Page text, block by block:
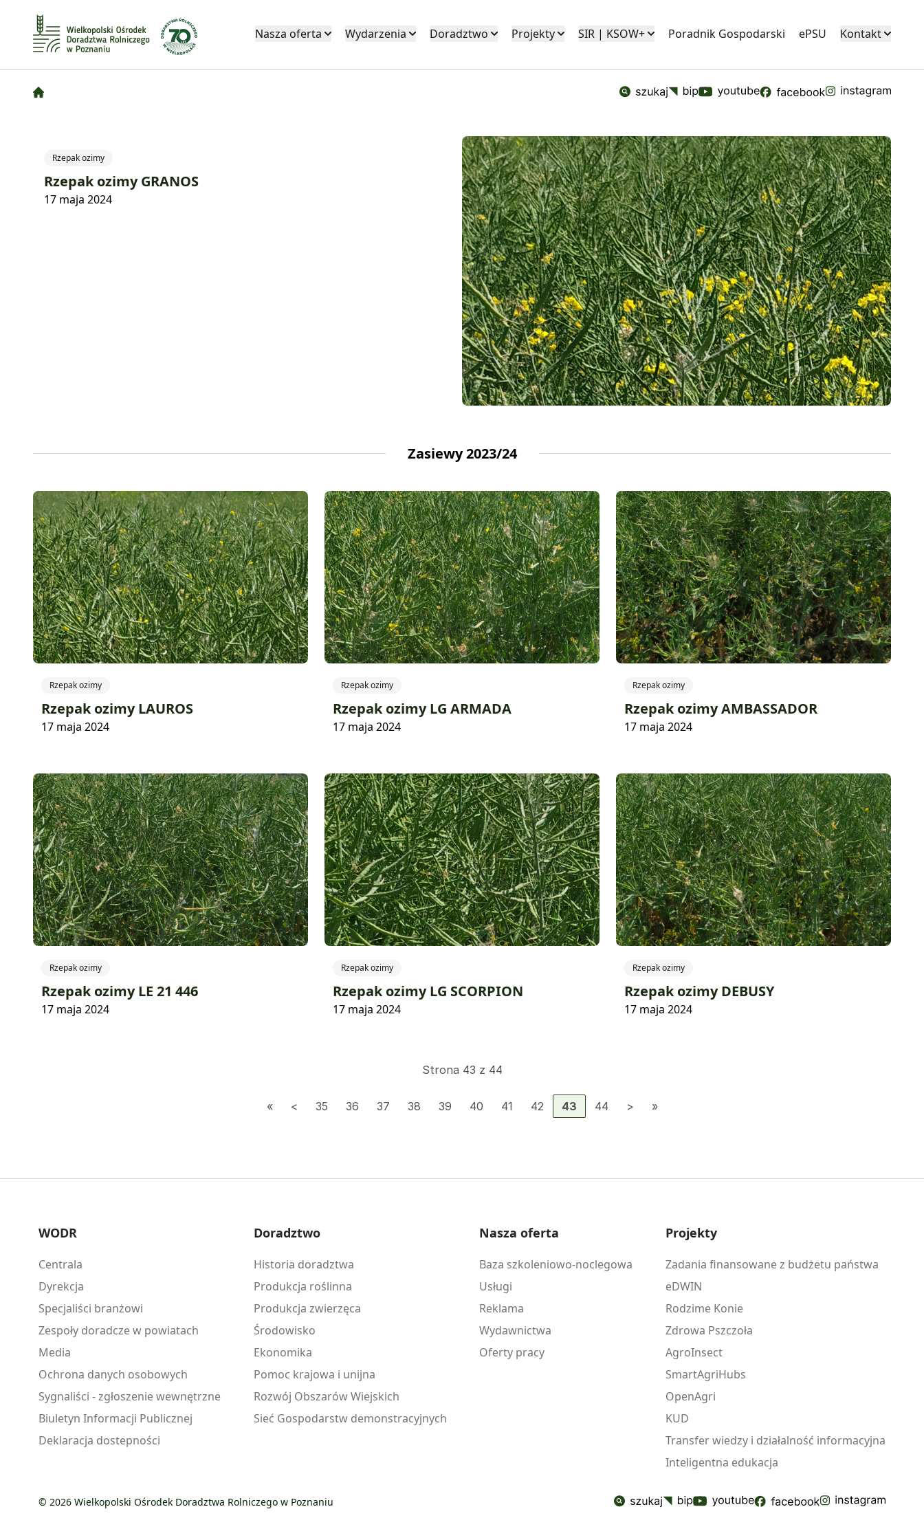
Nasza oferta Wydarzenia Doradztwo Projekty SIR | KSOW+ Poradnik Gospodarski ePSU Kontakt
Rzepak ozimy
Rzepak ozimy GRANOS
17 maja 2024
Zasiewy 2023/24
Rzepak ozimy
Rzepak ozimy LAUROS
17 maja 2024
Rzepak ozimy
Rzepak ozimy LG ARMADA
17 maja 2024
Rzepak ozimy
Rzepak ozimy AMBASSADOR
17 maja 2024
Rzepak ozimy
Rzepak ozimy LE 21 446
17 maja 2024
Rzepak ozimy
Rzepak ozimy LG SCORPION
17 maja 2024
Rzepak ozimy
Rzepak ozimy DEBUSY
17 maja 2024
Strona 43 z 44
35 36 37 38 39 40 41 42 43 44
WODR
Centrala
Dyrekcja
Specjaliści branżowi
Zespoły doradcze w powiatach
Media
Ochrona danych osobowych
Sygnaliści - zgłoszenie wewnętrzne
Biuletyn Informacji Publicznej
Deklaracja dostepności
Doradztwo
Historia doradztwa
Produkcja roślinna
Produkcja zwierzęca
Środowisko
Ekonomika
Pomoc krajowa i unijna
Rozwój Obszarów Wiejskich
Sieć Gospodarstw demonstracyjnych
Nasza oferta
Baza szkoleniowo-noclegowa
Usługi
Reklama
Wydawnictwa
Oferty pracy
Projekty
Zadania finansowane z budżetu państwa
eDWIN
Rodzime Konie
Zdrowa Pszczoła
AgroInsect
SmartAgriHubs
OpenAgri
KUD
Transfer wiedzy i działalność informacyjna
Inteligentna edukacja
© 2026 Wielkopolski Ośrodek Doradztwa Rolniczego w Poznaniu